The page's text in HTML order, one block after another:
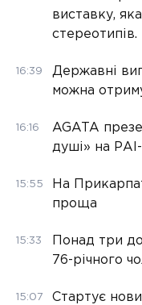
виставку,
стереотипів.
16:39
Державні
можна
16:16
AGATA
душі» на
15:55
На
проща
15:33
Понад три
76-річного
15:07
Стартує